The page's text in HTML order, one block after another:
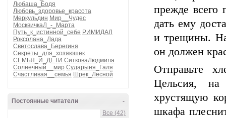
Любаша_Бодя
Любовь_здоровье_красота
Меркульдин Мир__Чудес
МосквичкаЛ_-_Марта
Путь_к_истинной_себе РИМИДАЛ
Роксолана_Лада
Светослава_Берегиня
Секреты_для_хозяюшек
СЕМЬЯ_И_ДЕТИ СитковаЛюдмила
Солнечный__мир Сударыня_Галя
Счастливая__семья Шрек_Лесной
-
Постоянные читатели
Все (42)
прежде всего
дать ему
и трещины.
он должен
Отправьте
Цельсия, на
хрустящую
шкафа